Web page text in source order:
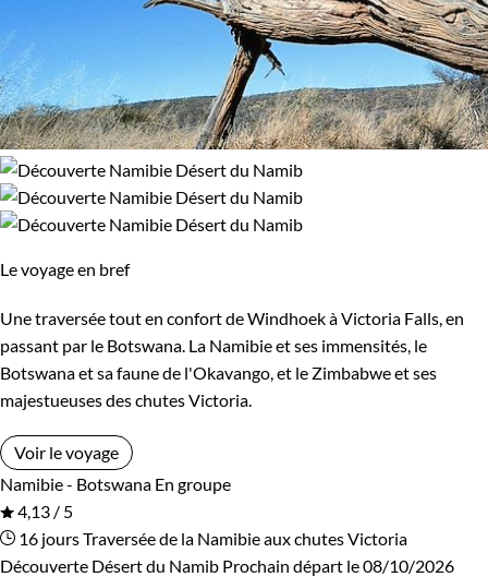
Le voyage en bref
Une traversée tout en confort de Windhoek à Victoria Falls, en
passant par le Botswana. La Namibie et ses immensités, le
Botswana et sa faune de l'Okavango, et le Zimbabwe et ses
majestueuses des chutes Victoria.
Voir le voyage
Namibie - Botswana En groupe
4,13 / 5
16 joursTraversée de la Namibie aux chutes Victoria
Découverte Désert du Namib Prochain départ le 08/10/2026